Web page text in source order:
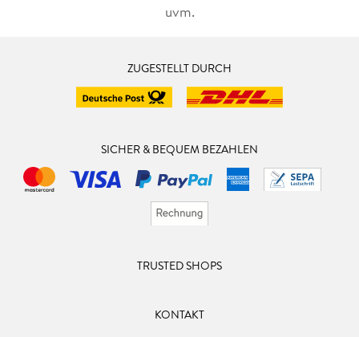
uvm.
ZUGESTELLT DURCH
SICHER & BEQUEM BEZAHLEN
TRUSTED SHOPS
KONTAKT